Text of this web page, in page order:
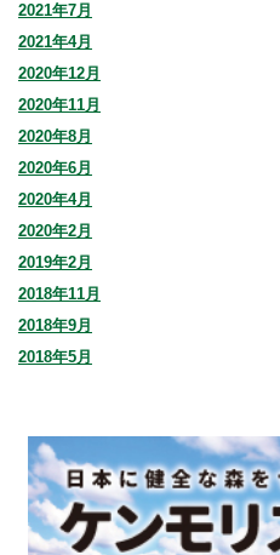
2021年7月
2021年4月
2020年12月
2020年11月
2020年8月
2020年6月
2020年4月
2020年2月
2019年2月
2018年11月
2018年9月
2018年5月